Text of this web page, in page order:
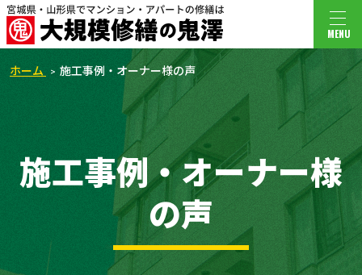
MENU
ホーム 施工事例・オーナー様の声
施工事例・オーナー様
の声